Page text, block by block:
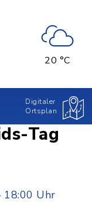
20 °C
Digitaler
Ortsplan
Tag
18:00 Uhr